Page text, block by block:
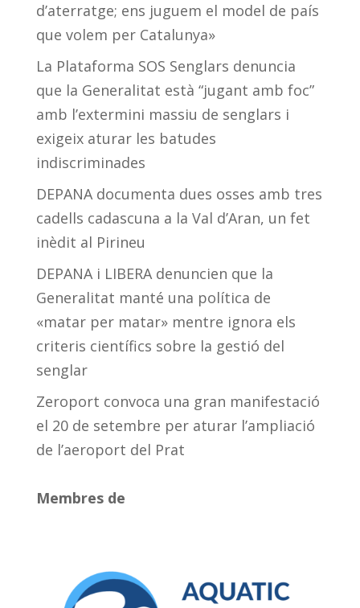
d’aterratge; ens juguem el model de país
que volem per Catalunya»
La Plataforma SOS Senglars denuncia
que la Generalitat està “jugant amb foc”
amb l’extermini massiu de senglars i
exigeix aturar les batudes
indiscriminades
DEPANA documenta dues osses amb tres
cadells cadascuna a la Val d’Aran, un fet
inèdit al Pirineu
DEPANA i LIBERA denuncien que la
Generalitat manté una política de
«matar per matar» mentre ignora els
criteris científics sobre la gestió del
senglar
Zeroport convoca una gran manifestació
el 20 de setembre per aturar l’ampliació
de l’aeroport del Prat
Membres de